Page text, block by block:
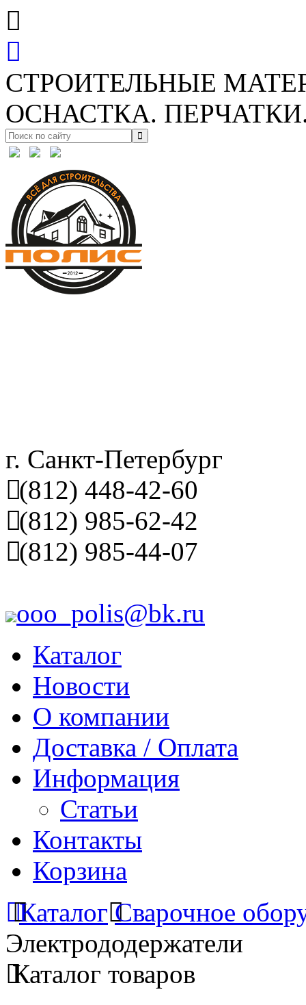
СТРОИТЕЛЬНЫЕ
ОСНАСТКА.
г. Санкт-Петербург
(812) 448-42-60
(812) 985-62-42
(812) 985-44-07
ooo_polis@bk.ru
Каталог
Новости
О компании
Доставка / Оплата
Информация
Статьи
Контакты
Корзина
Каталог Сварочное
Электрододержатели
Каталог товаров